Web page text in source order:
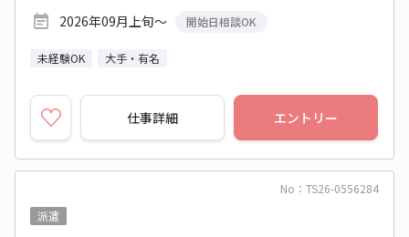
2026年09月上旬～
開始日相談OK
未経験OK 大手・有名
仕事詳細 エントリー
No：TS26-0556284
派遣